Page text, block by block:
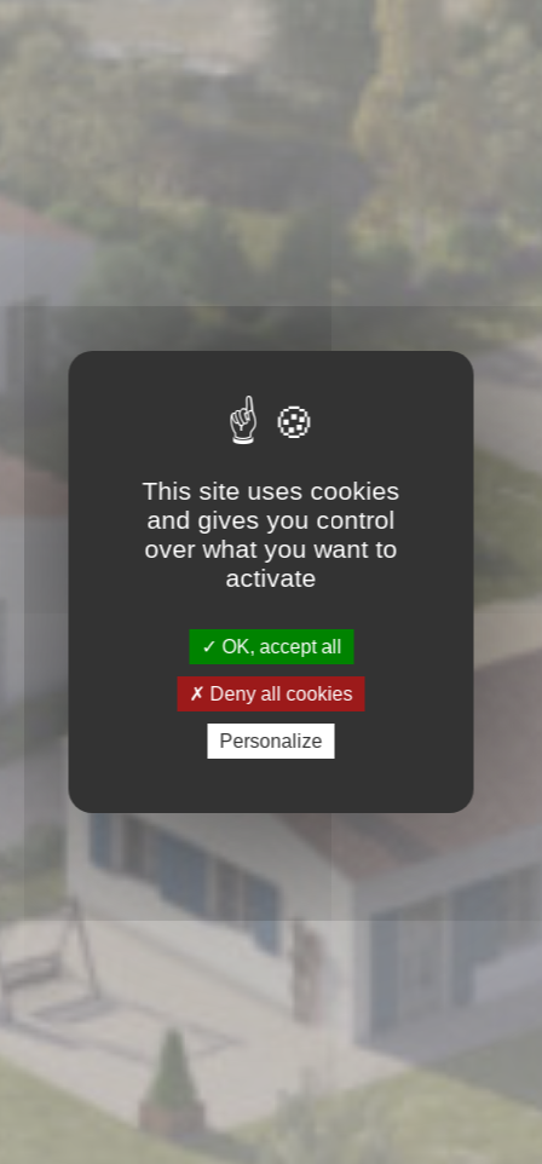
This site uses cookies
and gives you control
over what you want to
activate
OK, accept all
Deny all cookies
Personalize